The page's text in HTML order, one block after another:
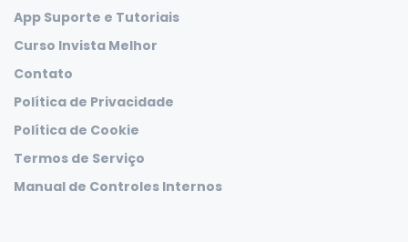
App Suporte e Tutoriais
Curso Invista Melhor
Contato
Política de Privacidade
Política de Cookie
Termos de Serviço
Manual de Controles Internos